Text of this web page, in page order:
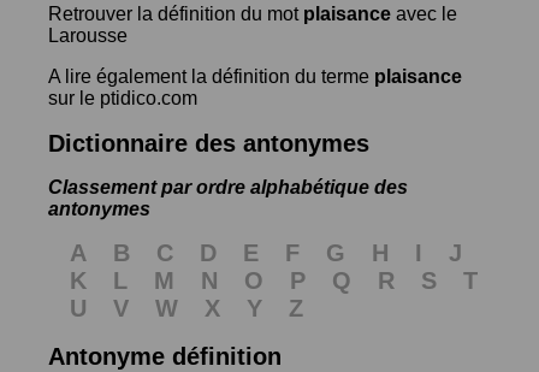
Retrouver la définition du mot plaisance avec le
Larousse
A lire également la définition du terme plaisance
sur le ptidico.com
Dictionnaire des antonymes
Classement par ordre alphabétique des
antonymes
A B C D E F G H I
J
K
L M N O P Q R S
T
U
V W X Y
Z
Antonyme définition